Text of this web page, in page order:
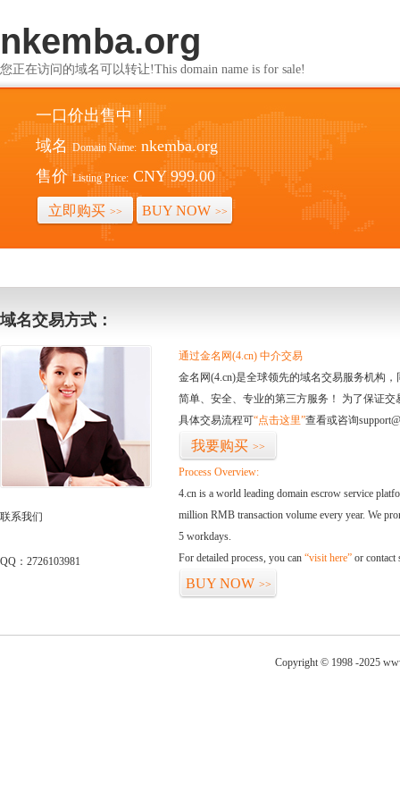
nkemba.org
您正在访问的域名可以转让!This domain name is for sale!
一口价出售中！
域名 Domain Name: nkemba.org
售价 Listing Price: CNY 999.00
立即购买 >> BUY NOW >>
域名交易方式：
联系我们
QQ：2726103981
通过金名网(4.cn) 中介交易
金名网(4.cn)是全球领先的域名交易服务机构
简单、安全、专业的第三方服务！ 为了保证
具体交易流程可“点击这里”查看或咨询
我要购买 >>
Process Overview:
4.cn is a world leading domain escrow service
million RMB transaction volume every year. We
5 workdays.
For detailed process, you can “visit here” or contact
BUY NOW >>
Copyright © 1998 -2025